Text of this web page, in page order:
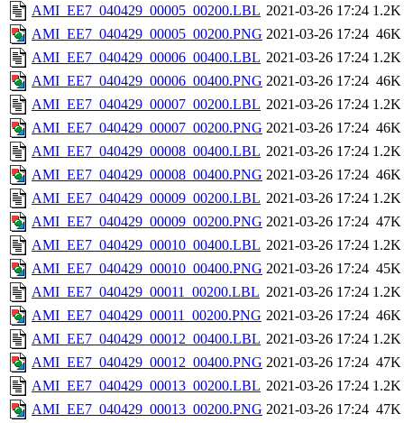
AMI_EE7_040429_00005_00200.LBL 2021-03-26 17:24 1.2K
AMI_EE7_040429_00005_00200.PNG 2021-03-26 17:24 46K
AMI_EE7_040429_00006_00400.LBL 2021-03-26 17:24 1.2K
AMI_EE7_040429_00006_00400.PNG 2021-03-26 17:24 46K
AMI_EE7_040429_00007_00200.LBL 2021-03-26 17:24 1.2K
AMI_EE7_040429_00007_00200.PNG 2021-03-26 17:24 46K
AMI_EE7_040429_00008_00400.LBL 2021-03-26 17:24 1.2K
AMI_EE7_040429_00008_00400.PNG 2021-03-26 17:24 46K
AMI_EE7_040429_00009_00200.LBL 2021-03-26 17:24 1.2K
AMI_EE7_040429_00009_00200.PNG 2021-03-26 17:24 47K
AMI_EE7_040429_00010_00400.LBL 2021-03-26 17:24 1.2K
AMI_EE7_040429_00010_00400.PNG 2021-03-26 17:24 45K
AMI_EE7_040429_00011_00200.LBL 2021-03-26 17:24 1.2K
AMI_EE7_040429_00011_00200.PNG 2021-03-26 17:24 46K
AMI_EE7_040429_00012_00400.LBL 2021-03-26 17:24 1.2K
AMI_EE7_040429_00012_00400.PNG 2021-03-26 17:24 47K
AMI_EE7_040429_00013_00200.LBL 2021-03-26 17:24 1.2K
AMI_EE7_040429_00013_00200.PNG 2021-03-26 17:24 47K